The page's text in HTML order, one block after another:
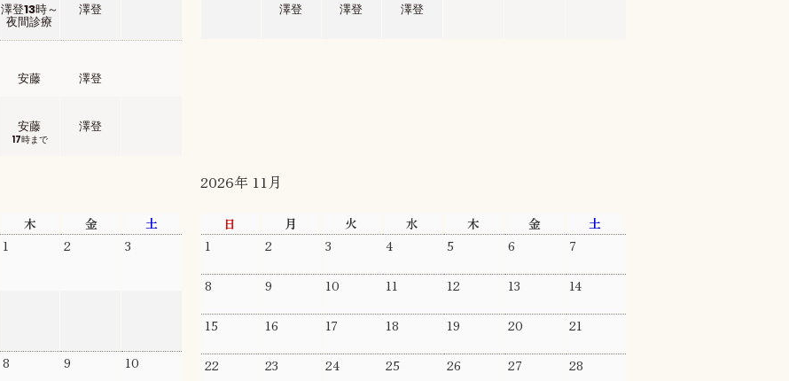
澤登13時～
夜間診療
澤登
安藤 澤登
安藤
17時まで
澤登
澤登 澤登 澤登
木 金
土
1 2 3
8 9 10
2026年 11月
日 月 火 水 木 金
土
1
2 3 4 5 6 7
8 9 10 11 12 13 14
15 16 17 18 19 20 21
22 23 24 25 26 27 28